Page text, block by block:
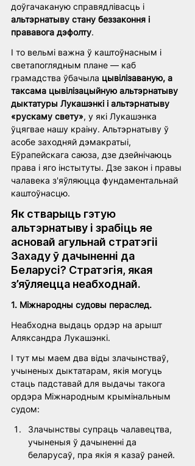
доўгачаканую справядлівасць і
альтэрнатыву стану беззаконня і
прававога дэфолту.
І то вельмі важна ў каштоўнасным і
светапоглядным плане — каб
грамадства ўбачыла цывілізаваную, а
таксама цывілізацыйную альтэрнатыву
дыктатуры Лукашэнкі і альтэрнатыву
«рускаму свету», у які Лукашэнка
ўцягвае нашу краіну. Альтэрнатыву ў
асобе заходняй дэмакратыі,
Еўрапейскага саюза, дзе дзейнічаюць
права і яго інстытуты. Дзе закон і правы
чалавека з'яўляюцца фундаментальнай
каштоўнасцю.
Як стварыць гэтую
альтэрнатыву і зрабіць яе
асновай агульнай стратэгіі
Захаду ў дачыненні да
Беларусі? Стратэгія, якая
з’яўляецца неабходнай.
1. Міжнародны судовы пераслед.
Неабходна выдаць ордэр на арышт
Аляксандра Лукашэнкі.
І тут мы маем два віды злачынстваў,
учыненых дыктатарам, якія могуць
стаць падставай для выдачы такога
ордэра Міжнародным крымінальным
судом:
Злачынствы супраць чалавецтва,
учыненыя ў дачыненні да
беларусаў, пра якія я казаў раней.